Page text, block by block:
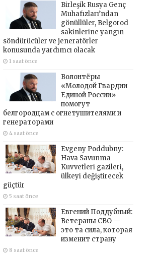
Birleşik Rusya Genç
Muhafızları’ndan
gönüllüler, Belgorod
sakinlerine yangın
söndürücüler ve jeneratörler
konusunda yardımcı olacak
1 saat önce
Волонтёры
«Молодой Гвардии
Единой России»
помогут
белгородцам с огнетушителями и
генераторами
4 saat önce
Evgeny Poddubny:
Hava Savunma
Kuvvetleri gazileri,
ülkeyi değiştirecek
güçtür
5 saat önce
Евгений Поддубный:
Ветераны СВО —
это та сила, которая
изменит страну
8 saat önce